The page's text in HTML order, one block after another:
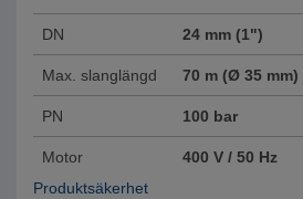
DN 24 mm (1")
Max. slanglängd 70 m (Ø 35 mm)
PN 100 bar
Motor
400 V / 50 Hz
Produktsäkerhet